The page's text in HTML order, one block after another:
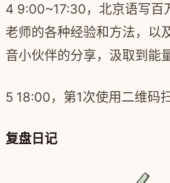
4 9:00~17:30，北京语写百
老师的各种经验和方法，以
音小伙伴的分享，汲取到能量
5 18:00，第1次使用二维码
复盘日记